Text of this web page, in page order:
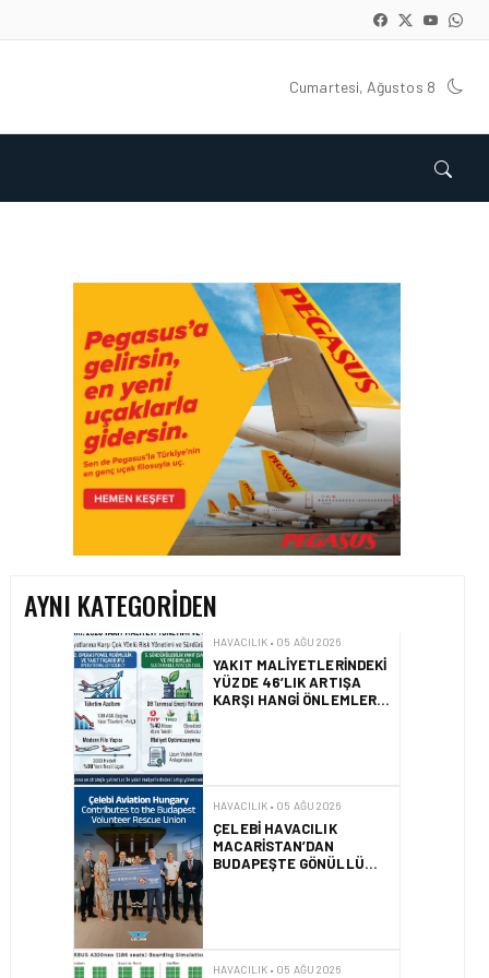
Cumartesi, Ağustos 8
AYNI KATEGORIDEN
HAVACILIK • 06 AĞU 2026
HITIT BILIŞIM 500’DE
SEKTÖREL YAZILIM
BIRINCISI
HAVACILIK • 05 AĞU 2026
YAKIT MALIYETLERINDEKI
YÜZDE 46’LIK ARTIŞA
KARŞI HANGI ÖNLEMLER
ALINIYOR?
ÇELEBI HAVACILIK
MACARISTAN’DAN
BUDAPEŞTE GÖNÜLLÜ
KURTARMA BIRLIĞI’NE
AIRBUS A320NEO
UÇAKLARINDA YOLCU
BINIŞ SÜREÇLERI
SIMÜLASYONLA TEST